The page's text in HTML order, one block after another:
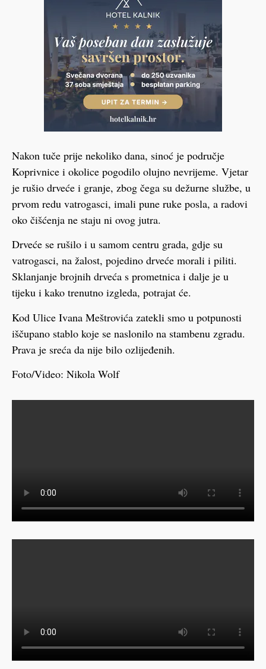
Nakon tuče prije nekoliko dana, sinoć je područje
Koprivnice i okolice pogodilo olujno nevrijeme. Vjetar
je rušio drveće i granje, zbog čega su dežurne službe, u
prvom redu vatrogasci, imali pune ruke posla, a radovi
oko čišćenja ne staju ni ovog jutra.
Drveće se rušilo i u samom centru grada, gdje su
vatrogasci, na žalost, pojedino drveće morali i piliti.
Sklanjanje brojnih drveća s prometnica i dalje je u
tijeku i kako trenutno izgleda, potrajat će.
Kod Ulice Ivana Meštrovića zatekli smo u potpunosti
iščupano stablo koje se naslonilo na stambenu zgradu.
Prava je sreća da nije bilo ozlijeđenih.
Foto/Video: Nikola Wolf